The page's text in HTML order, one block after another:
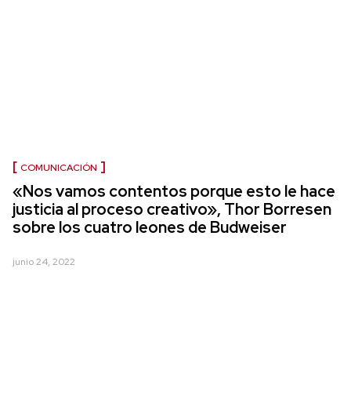
COMUNICACIÓN
«Nos vamos contentos porque esto le hace
justicia al proceso creativo», Thor Borresen
sobre los cuatro leones de Budweiser
junio 24, 2022